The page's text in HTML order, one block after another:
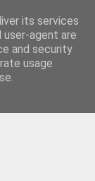
its services
user-agent are
and security
usage